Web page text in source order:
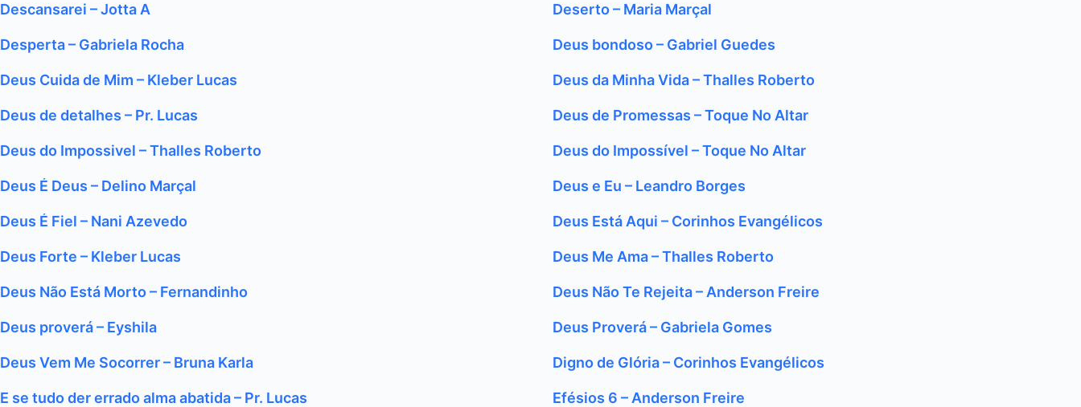
Descansarei – Jotta A Deserto – Maria Marçal
Desperta – Gabriela Rocha Deus bondoso – Gabriel Guedes
Deus Cuida de Mim – Kleber Lucas Deus da Minha Vida – Thalles Roberto
Deus de detalhes – Pr. Lucas Deus de Promessas – Toque No Altar
Deus do Impossivel – Thalles Roberto Deus do Impossível – Toque No Altar
Deus É Deus – Delino Marçal Deus e Eu – Leandro Borges
Deus É Fiel – Nani Azevedo Deus Está Aqui – Corinhos Evangélicos
Deus Forte – Kleber Lucas Deus Me Ama – Thalles Roberto
Deus Não Está Morto – Fernandinho Deus Não Te Rejeita – Anderson Freire
Deus proverá – Eyshila Deus Proverá – Gabriela Gomes
Deus Vem Me Socorrer – Bruna Karla Digno de Glória – Corinhos Evangélicos
E se tudo der errado alma abatida – Pr. Lucas Efésios 6 – Anderson Freire